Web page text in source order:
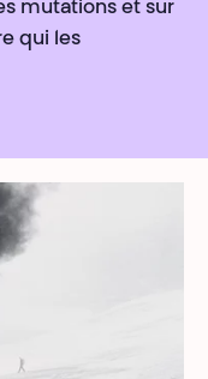
mutations et sur
qui les